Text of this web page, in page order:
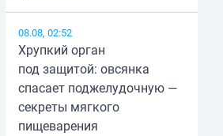
08.08, 02:52
Хрупкий орган
под защитой: овсянка
спасает поджелудочную —
секреты мягкого
пищеварения